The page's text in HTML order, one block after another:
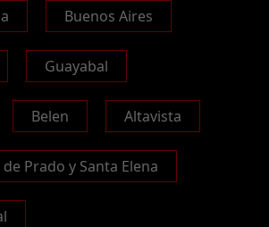
Buenos Aires
Guayabal
Belen Altavista
Prado y Santa Elena